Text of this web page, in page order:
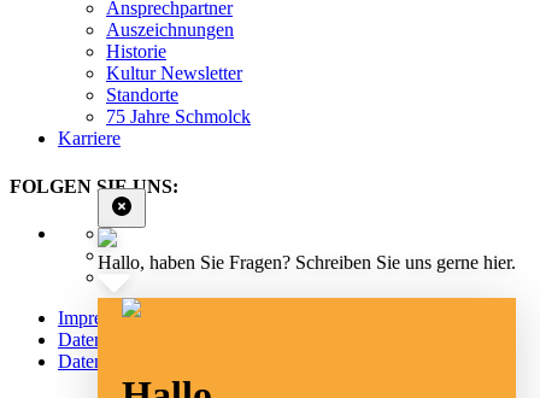
Ansprechpartner
Auszeichnungen
Historie
Kultur Newsletter
Standorte
75 Jahre Schmolck
Karriere
FOLGEN SIE UNS:
Impressum
Datenschutz
Datenschutz Social Media
Hallo, haben Sie Fragen? Schreiben Sie uns gerne hier.